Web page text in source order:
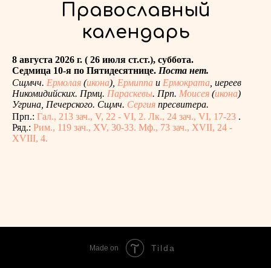
Православный
календарь
8 августа 2026 г. ( 26 июля ст.ст.), суббота.
Седмица 10-я по Пятидесятнице. Поста нет.
Сщмчч. Ермолая (икона), Ермиппа и Ермократа , иереев
Никомидийских. Прмц. Параскевы. Прп. Моисея (икона)
Угрина, Печерского. Сщмч. Сергия пресвитера.
Прп.: Гал., 213 зач., V, 22 - VI, 2. Лк., 24 зач., VI, 17-23 .
Ряд.: Рим., 119 зач., XV, 30-33. Мф., 73 зач., XVII, 24 -
XVIII, 4.
Made on Tilda